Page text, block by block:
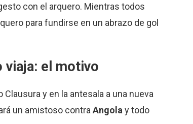
con el arquero. Mientras todos
para fundirse en un abrazo de gol
viaja: el motivo
y en la antesala a una nueva
un amistoso contraAngolay todo